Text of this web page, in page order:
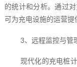
的统计和分析。通过
可为充电设施的运营提
3、远程监控与管
现代化的充电桩